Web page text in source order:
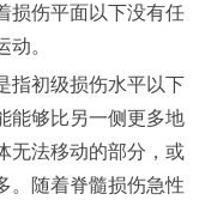
损伤平面以下没有任
。
指初级损伤水平以下
能够比另一侧更多地
无法移动的部分，或
。随着脊髓损伤急性